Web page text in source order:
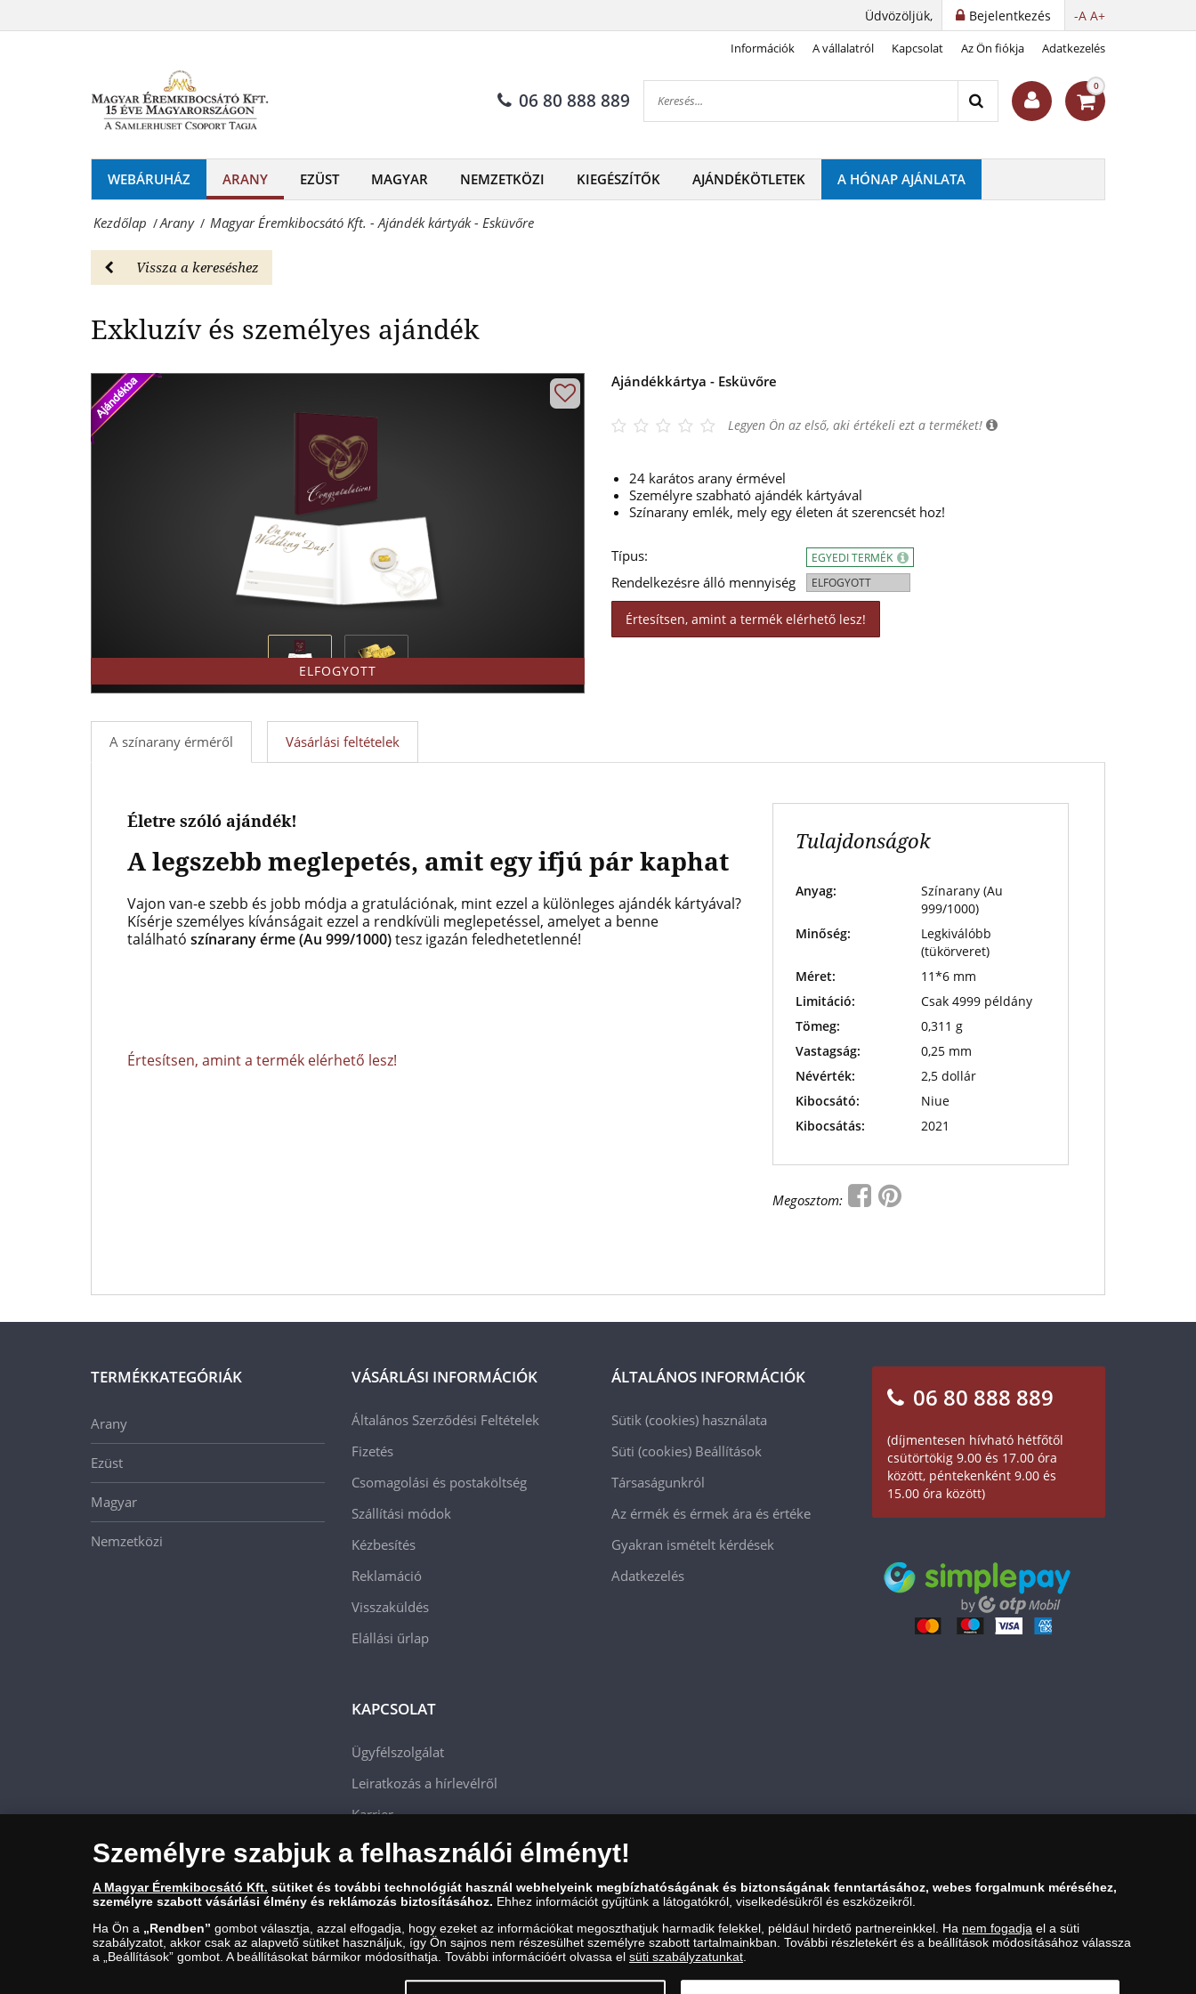
-
kártyák
-
Esküvőre
Magyar
Kft.
-A A+
Bejelentkezés
Üdvözöljük,
Információk A vállalatról Kapcsolat Az Ön fiókja Adatkezelés
06 80 888 889
0
WEBÁRUHÁZ ARANY EZÜST MAGYAR NEMZETKÖZI KIEGÉSZÍTŐK AJÁNDÉKÖTLETEK A HÓNAP AJÁNLATA
Kezdőlap /Arany / Magyar Éremkibocsátó Kft. - Ajándék kártyák - Esküvőre
Vissza a kereséshez
Exkluzív és személyes ajándék
ELFOGYOTT
Ajándékkártya - Esküvőre
Legyen Ön az első, aki értékeli ezt a terméket!
24 karátos arany érmével
Személyre szabható ajándék kártyával
Színarany emlék, mely egy életen át szerencsét hoz!
Típus:
Rendelkezésre álló mennyiség
EGYEDI TERMÉK
ELFOGYOTT
Értesítsen, amint a termék elérhető lesz!
A színarany érméről Vásárlási feltételek
Életre szóló ajándék!
A legszebb meglepetés, amit egy ifjú pár kaphat
Vajon van-e szebb és jobb módja a gratulációnak, mint ezzel a különleges ajándék kártyával?
Kísérje személyes kívánságait ezzel a rendkívüli meglepetéssel, amelyet a benne
található színarany érme (Au 999/1000)tesz igazán feledhetetlenné!
Értesítsen, amint a termék elérhető lesz!
Tulajdonságok
Anyag:
Színarany (Au
999/1000)
Minőség:
Legkiválóbb
(tükörveret)
Méret:
11*6 mm
Limitáció:
Csak 4999 példány
Tömeg:
0,311 g
Vastagság:
0,25 mm
Névérték:
2,5 dollár
Kibocsátó:
Niue
Kibocsátás:
2021
Megosztom:
Exkluzív és személyes ajándék
TERMÉKKATEGÓRIÁK
Arany
Ezüst
Magyar
Nemzetközi
VÁSÁRLÁSI INFORMÁCIÓK
Általános Szerződési Feltételek
Fizetés
Csomagolási és postaköltség
Szállítási módok
Kézbesítés
Reklamáció
Visszaküldés
Elállási űrlap
KAPCSOLAT
Ügyfélszolgálat
Leiratkozás a hírlevélről
Karrier
ÁLTALÁNOS INFORMÁCIÓK
Sütik (cookies) használata
Süti (cookies) Beállítások
Társaságunkról
Az érmék és érmek ára és értéke
Gyakran ismételt kérdések
Adatkezelés
06 80 888 889
(díjmentesen hívható hétfőtől
csütörtökig 9.00 és 17.00 óra
között, péntekenként 9.00 és
15.00 óra között)
Arany
Éremkibocsátó
Érmék
emlékérmek
forgalmazója!
Személyre szabjuk a felhasználói élményt!
A Magyar Éremkibocsátó Kft. sütiket és további technológiát használ webhelyeink megbízhatóságának és biztonságának fenntartásához, webes forgalmunk méréséhez,
személyre szabott vásárlási élmény és reklámozás biztosításához. Ehhez információt gyűjtünk a látogatókról, viselkedésükről és eszközeikről.
Ha Ön a „Rendben” gombot választja, azzal elfogadja, hogy ezeket az információkat megoszthatjuk harmadik felekkel, például hirdető partnereinkkel. Ha nem fogadja el a süti
szabályzatot, akkor csak az alapvető sütiket használjuk, így Ön sajnos nem részesülhet személyre szabott tartalmainkban. További részletekért és a beállítások módosításához válassza
a „Beállítások” gombot. A beállításokat bármikor módosíthatja. További információért olvassa el süti szabályzatunkat